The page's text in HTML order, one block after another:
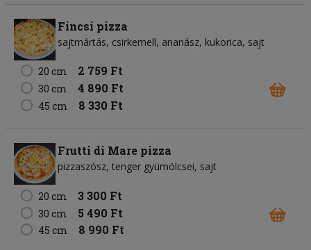
Fincsi pizza
sajtmártás csirkemell ananász kukorica sajt
20 cm 2 759 Ft
30 cm 4 890 Ft
45 cm 8 330 Ft
Frutti di Mare pizza
pizzaszósz tenger gyümölcsei sajt
20 cm 3 300 Ft
30 cm 5 490 Ft
45 cm 8 990 Ft